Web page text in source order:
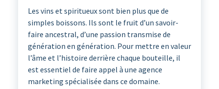
Les vins et spiritueux sont bien plus que de
simples boissons. Ils sont le fruit d’un savoir-
faire ancestral, d’une passion transmise de
génération en génération. Pour mettre en valeur
l’âme et l’histoire derrière chaque bouteille, il
est essentiel de faire appel à une agence
marketing spécialisée dans ce domaine.